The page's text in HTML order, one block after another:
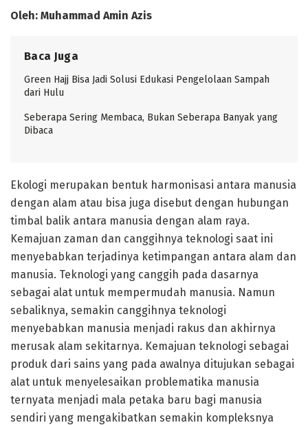
Oleh: Muhammad Amin Azis
Baca Juga
Green Hajj Bisa Jadi Solusi Edukasi Pengelolaan Sampah
dari Hulu
Seberapa Sering Membaca, Bukan Seberapa Banyak yang
Dibaca
Ekologi merupakan bentuk harmonisasi antara manusia
dengan alam atau bisa juga disebut dengan hubungan
timbal balik antara manusia dengan alam raya.
Kemajuan zaman dan canggihnya teknologi saat ini
menyebabkan terjadinya ketimpangan antara alam dan
manusia. Teknologi yang canggih pada dasarnya
sebagai alat untuk mempermudah manusia. Namun
sebaliknya, semakin canggihnya teknologi
menyebabkan manusia menjadi rakus dan akhirnya
merusak alam sekitarnya. Kemajuan teknologi sebagai
produk dari sains yang pada awalnya ditujukan sebagai
alat untuk menyelesaikan problematika manusia
ternyata menjadi mala petaka baru bagi manusia
sendiri yang mengakibatkan semakin kompleksnya